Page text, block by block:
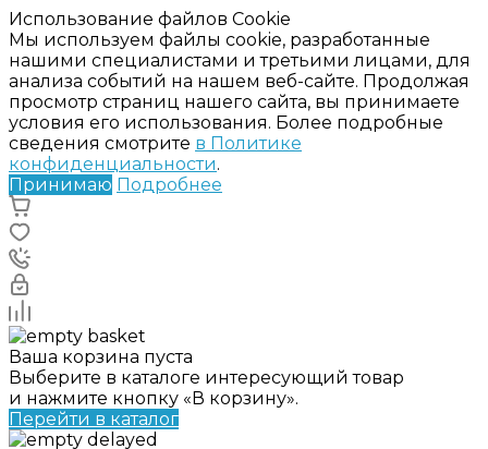
Использование файлов Cookie
Мы используем файлы cookie, разработанные
нашими специалистами и третьими лицами, для
анализа событий на нашем веб-сайте. Продолжая
просмотр страниц нашего сайта, вы принимаете
условия его использования. Более подробные
сведения смотрите в Политике
конфиденциальности.
Принимаю Подробнее
Ваша корзина пуста
Выберите в каталоге интересующий товар
и нажмите кнопку «В корзину».
Перейти в каталог